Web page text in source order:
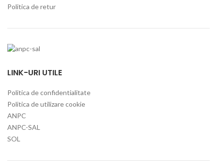
Politica de retur
LINK-URI UTILE
Politica de confidentialitate
Politica de utilizare cookie
ANPC
ANPC-SAL
SOL